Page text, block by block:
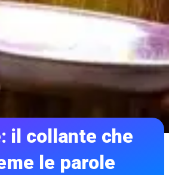
il collante che
le parole